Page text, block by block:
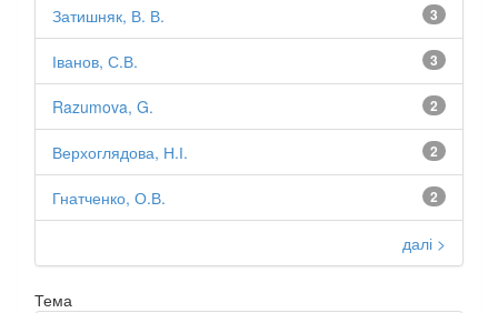
3
Затишняк, В. В.
3
Іванов, С.В.
2
Razumova, G.
2
Верхоглядова, Н.І.
2
Гнатченко, О.В.
далі >
Тема